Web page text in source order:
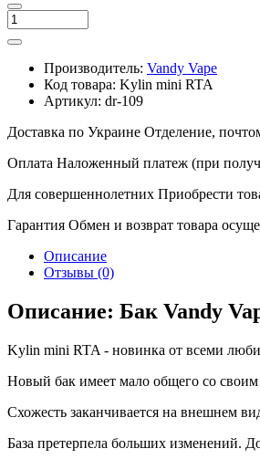
Производитель: Vandy Vape
Код товара: Kylin mini RTA
Артикул: dr-109
Доставка по Украине Отделение,
Оплата Наложенный платеж (при
Для совершеннолетних Приобрести
Гарантия Обмен и возврат товара
Описание
Отзывы (0)
Описание: Бак Vandy
Kylin mini RTA - новинка от всеми
Новый бак имеет мало общего со
Схожесть заканчивается на внешнем
База претерпела больших изменений.